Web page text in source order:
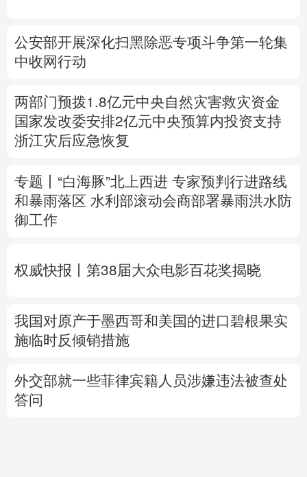
公安部开展深化扫黑除恶专项斗争第一轮集
中收网行动
两部门预拨1.8亿元中央自然灾害救灾资金
国家发改委安排2亿元中央预算内投资支持
浙江灾后应急恢复
专题丨 “白海豚”北上西进 专家预判行进路线
和暴雨落区 水利部滚动会商部署暴雨洪水防
御工作
权威快报丨第38届大众电影百花奖揭晓
我国对原产于墨西哥和美国的进口碧根果实
施临时反倾销措施
外交部就一些菲律宾籍人员涉嫌违法被查处
答问